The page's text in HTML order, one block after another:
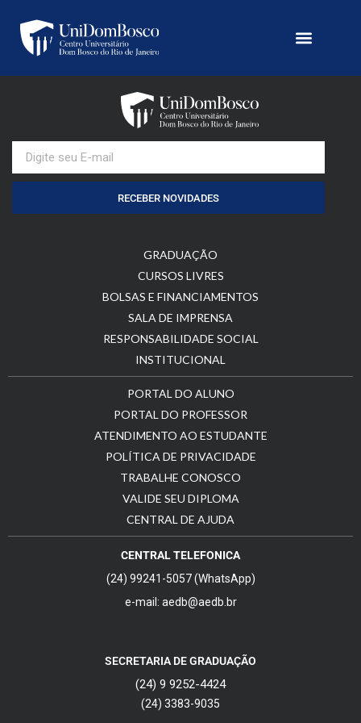
RECEBER NOVIDADES
GRADUAÇÃO
CURSOS LIVRES
BOLSAS E FINANCIAMENTOS
SALA DE IMPRENSA
RESPONSABILIDADE SOCIAL
INSTITUCIONAL
PORTAL DO ALUNO
PORTAL DO PROFESSOR
ATENDIMENTO AO ESTUDANTE
POLÍTICA DE PRIVACIDADE
TRABALHE CONOSCO
VALIDE SEU DIPLOMA
CENTRAL DE AJUDA
CENTRAL TELEFONICA
(24) 99241-5057 (WhatsApp)
e-mail: aedb@aedb.br
SECRETARIA DE GRADUAÇÃO
(24) 9 9252-4424
(24) 3383-9035